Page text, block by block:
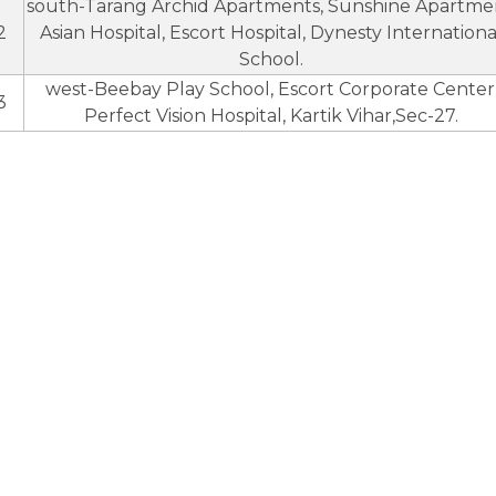
south-Tarang Archid Apartments, Sunshine
Asian Hospital, Escort Hospital, Dynesty International
School.
west-Beebay Play School, Escort Corporate
Perfect Vision Hospital, Kartik Vihar,Sec-27.